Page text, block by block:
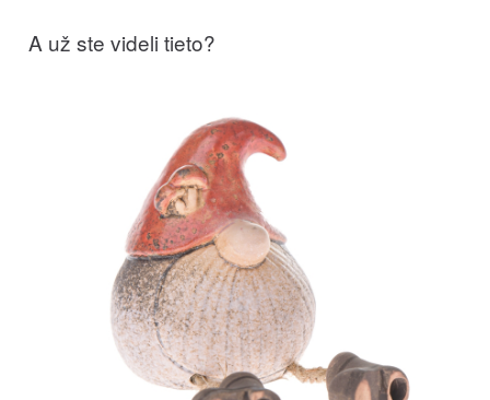
A už ste videli tieto?